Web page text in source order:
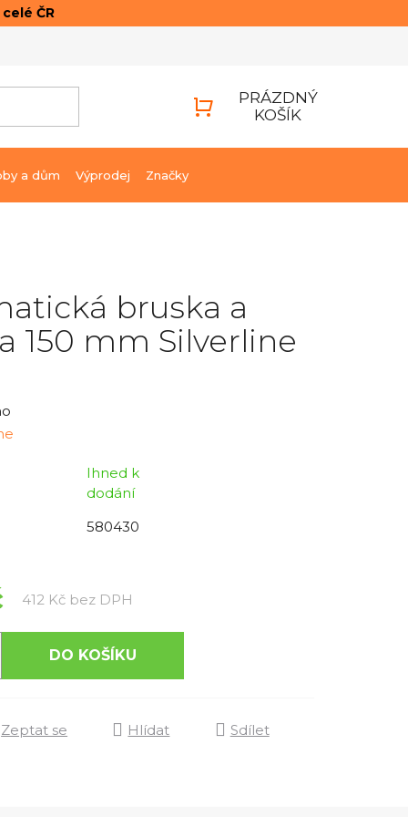
ČR
PRÁZDNÝ
KOŠÍK
a dům Výprodej Značky
bruska a
150 mm Silverline
Ihned k
dodání
580430
412 Kč bez DPH
DO KOŠÍKU
Zeptat se Hlídat Sdílet